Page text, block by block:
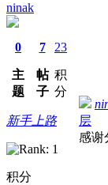
ninak
0
主
题
7
帖
子
23
积
分
新手上路
积分
层
感谢